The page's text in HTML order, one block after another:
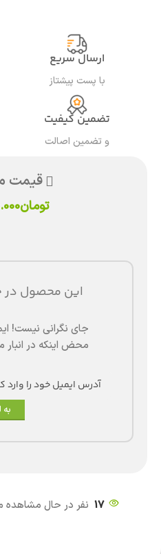
ارسال سریع
با پست پیشتاز
تضمین کیفیت
و تضمین اصالت
قیمت
تومان
این محصول در
جای نگرانی نیست!
محض اینکه در
17 نفر در حال